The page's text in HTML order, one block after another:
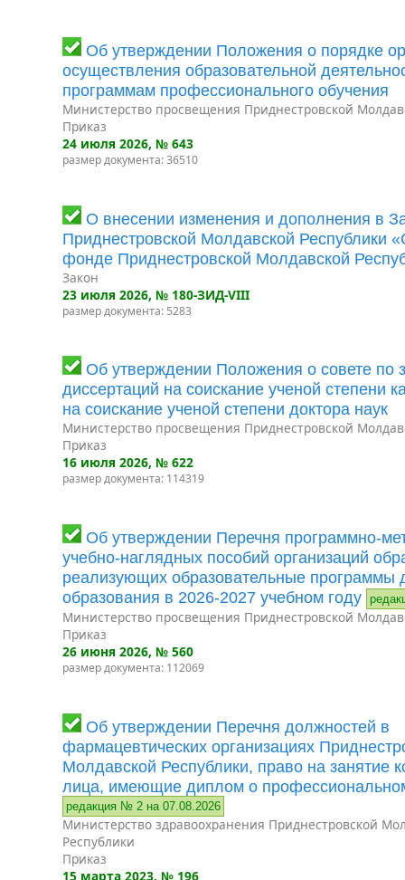
Об утверждении Положения о порядке
осуществления образовательной
программам профессионального обучения
Министерство просвещения Приднестровской
Приказ
24 июля 2026, № 643
размер документа: 36510
О внесении изменения и дополнения в
Приднестровской Молдавской Республики
фонде Приднестровской Молдавской
Закон
23 июля 2026, № 180-ЗИД-VIII
размер документа: 5283
Об утверждении Положения о совете по
диссертаций на соискание ученой степени
на соискание ученой степени доктора наук
Министерство просвещения Приднестровской
Приказ
16 июля 2026, № 622
размер документа: 114319
Об утверждении Перечня программно-
учебно-наглядных пособий организаций
реализующих образовательные программы
образования в 2026-2027 учебном году
Министерство просвещения Приднестровской
Приказ
26 июня 2026, № 560
размер документа: 112069
Об утверждении Перечня должностей в
фармацевтических организациях
Молдавской Республики, право на занятие
лица, имеющие диплом о
редакция № 2 на 07.08.2026
Министерство здравоохранения Приднестровской
Республики
Приказ
15 марта 2023, № 196